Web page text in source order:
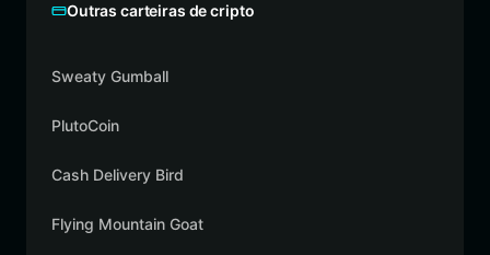
Outras carteiras de cripto
Sweaty Gumball
PlutoCoin
Cash Delivery Bird
Flying Mountain Goat